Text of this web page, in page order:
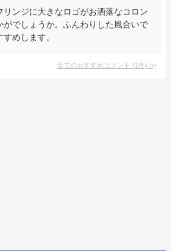
ンジに大きなロゴがお洒落なコロン
がでしょうか。ふんわりした風合いで
めします。
全てのおすすめコメント (1件) >